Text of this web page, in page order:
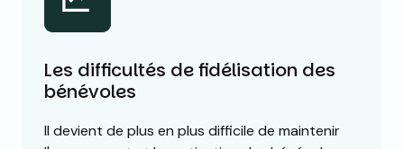
Les difficultés de fidélisation des
bénévoles
Il devient de plus en plus difficile de maintenir